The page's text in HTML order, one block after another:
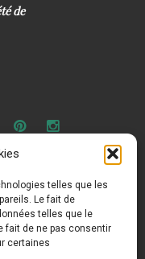
telles que les
Le fait de
telles que le
fait de ne pas consentir
certaines
de